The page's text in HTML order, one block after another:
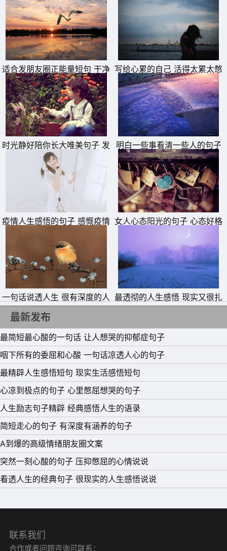
11、没有人，会把你所有缺点包容。
12、人多不足以依赖，要生存只有靠自己当裤子失去皮带，
才懂得什么叫做依赖。
13、生活有太多的不如意，太多的遗憾，太多的困难。真正
的猛士应该勇于面对惨淡的人生。
14、努力和上进，不是为了做给别人看，是为了不辜负自
己，不辜负此生。
15、有些事，不是不在意，而是在意了又能怎样。人生没有
如果，只有后果和结果。成熟，就是用微笑来面对一切小
事。
适合发朋友圈正能量短句 干净
励志短句
写给心累的自己 活得太累太憋
屈的说说
时光静好陪你长大唯美句子 发
朋友圈晒女儿的精美句子
明白一些事看清一些人的句子
疫情人生感悟的句子 感慨疫情 女人心态阳光的句子 心态好格
局大的句子
一句话说透人生 很有深度的人
生短句
最透彻的人生感悟 现实又很扎
心的句子
最新发布
最简短最心酸的一句话 让人想哭的抑郁症句子
咽下所有的委屈和心酸 一句话凉透人心的句子
最精辟人生感悟短句 现实生活感悟短句
心凉到极点的句子 心里憋屈想哭的句子
人生励志句子精辟 经典感悟人生的语录
简短走心的句子 有深度有涵养的句子
A到爆的高级情绪朋友圈文案
突然一刻心酸的句子 压抑憋屈的心情说说
看透人生的经典句子 很现实的人生感悟说说
联系我们
合作或者问题咨询可联系：